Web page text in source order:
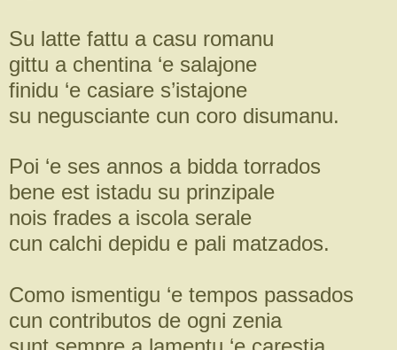
Su latte fattu a casu romanu
gittu a chentina ‘e salajone
finidu ‘e casiare s’istajone
su negusciante cun coro disumanu.
Poi ‘e ses annos a bidda torrados
bene est istadu su prinzipale
nois frades a iscola serale
cun calchi depidu e pali matzados.
Como ismentigu ‘e tempos passados
cun contributos de ogni zenia